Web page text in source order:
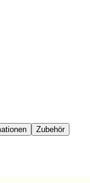
Zubehör